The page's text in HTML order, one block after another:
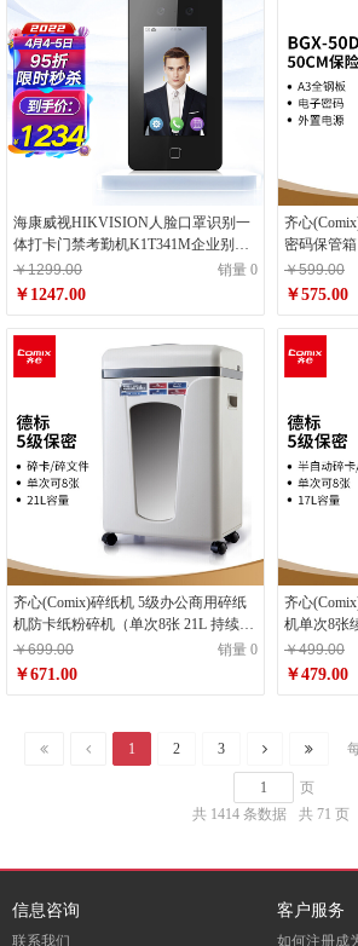
海康威视HIKVISION人脸口罩识别一
体打卡门禁考勤机K1T341M企业别墅
学校单元楼公寓宿舍电梯可视对讲机
￥1299.00 销量 0
￥1247.00
齐心
密码保管
箱 办公家
￥599.00
￥575.00
齐心(Comix)碎纸机 5级办公商用碎纸
机防卡纸粉碎机（单次8张 21L 持续10
分钟 可碎纸/卡/文件）S355-QX01
￥699.00 销量 0
￥671.00
齐心
机单次8张
机17L
￥499.00
￥479.00
1 2 3
页
共 1414 条数据
共 71 页
信息咨询
联系我们
客户服务
如何注册成